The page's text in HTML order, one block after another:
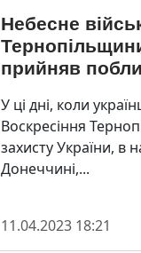
Небесне
прийняв
У ці дні, коли
Воскресіння
захисту України, в
Донеччині,...
11.04.2023 18:21